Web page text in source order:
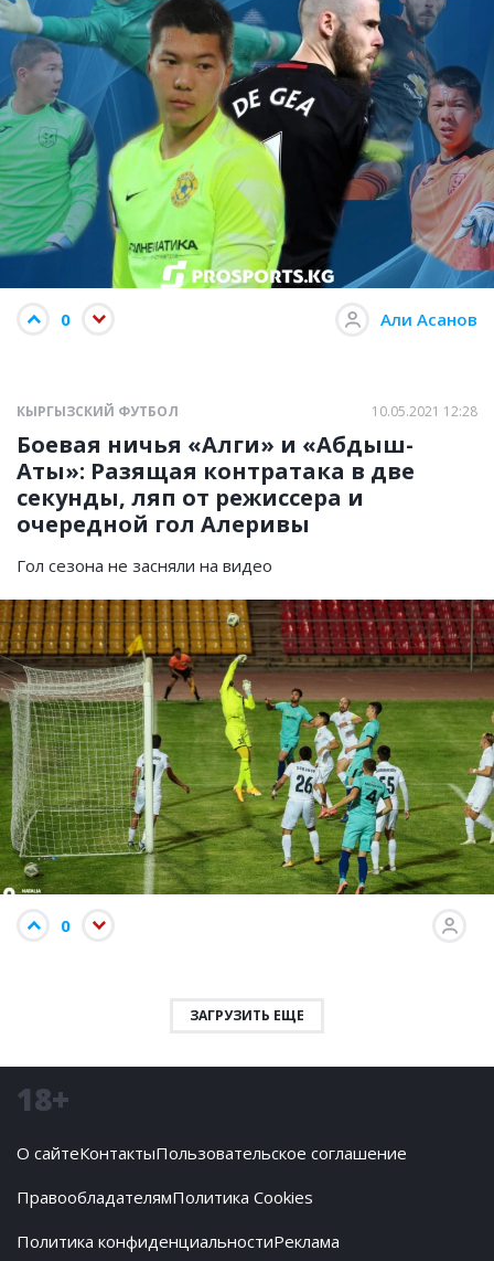
0 Али Асанов
КЫРГЫЗСКИЙ ФУТБОЛ 10.05.2021 12:28
Боевая ничья «Алги» и «Абдыш-
Аты»: Разящая контратака в две
секунды, ляп от режиссера и
очередной гол Алеривы
Гол сезона не засняли на видео
0
ЗАГРУЗИТЬ ЕЩЕ
18+
О сайтеКонтактыПользовательское соглашение
ПравообладателямПолитика Cookies
Политика конфиденциальностиРеклама